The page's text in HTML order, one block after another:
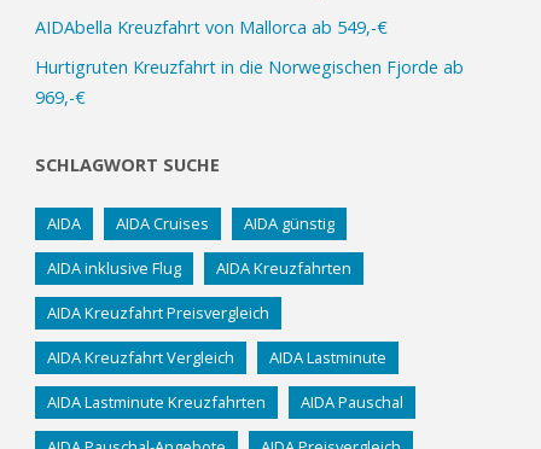
AIDAbella Kreuzfahrt von Mallorca ab 549,-€
Hurtigruten Kreuzfahrt in die Norwegischen Fjorde ab
969,-€
SCHLAGWORT SUCHE
AIDA AIDA Cruises AIDA günstig
AIDA inklusive Flug AIDA Kreuzfahrten
AIDA Kreuzfahrt Preisvergleich
AIDA Kreuzfahrt Vergleich AIDA Lastminute
AIDA Lastminute Kreuzfahrten AIDA Pauschal